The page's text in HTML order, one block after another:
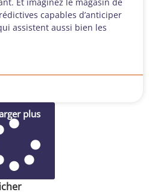
capables d’anticiper
assistent aussi bien les
plus